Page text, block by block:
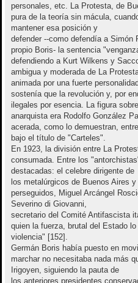
personales, etc. La Protesta, de
pura de la teoría sin mácula,
mantener esa posición y
defender --como defendía a Simón
propio Boris- la sentencia
defendiendo a Kurt Wilkens y
ambigua y moderada de La
animada por una fuerte
sostenía que la revolución y, por
ilegales por esencia. La figura
anarquista era Rodolfo González
acerada, como lo demuestran,
bajo el título de "Carteles".
En 1923, la división entre La
consumada. Entre los
destacadas: el celebre dirigente de
los metalúrgicos de Buenos Aires
perseguidos, Miguel Arcángel
Severino di Giovanni,
secretario del Comité Antifascista
quien la fuerza, brutal del Estado
violencia" [152].
Germán Boris había puesto en
marchar no necesitaba nada más
Irigoyen, siguiendo la pauta de
los anteriores presidentes